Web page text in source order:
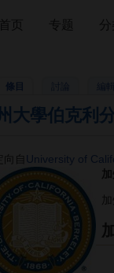
條目
大學伯克利
自 University of
首页 专题 分